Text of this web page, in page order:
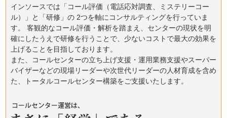
インソースでは「コール評価（電話応対調査、ミステリーコー
ル）」と「研修」の 2つを軸にコンサルティングを行っていま
す。 客観的なコール評価・解析を踏まえ、センターの現状を明
確にしたうえで研修を行うことで、少ないコストで最大の効果を
上げることを目指しております。
また、コールセンターの立ち上げ支援・運用業務支援やスーパー
バイザーなどの現場リーダーや次世代リーダーの人材育成を含め
た、トータルコールセンター構築をご支援いたします。